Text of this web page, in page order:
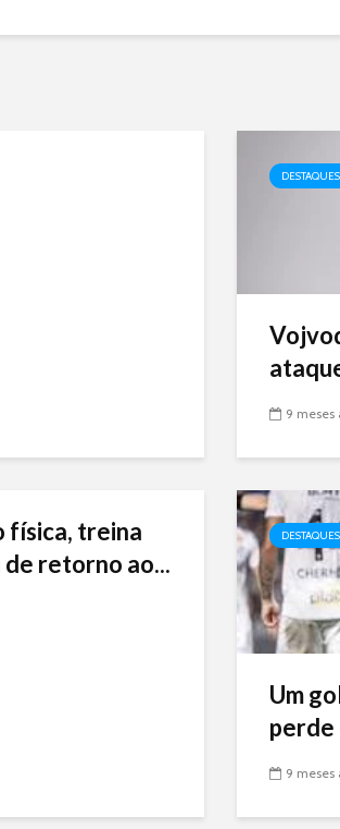
DESTAQUES
9 meses
física, treina
de retorno ao...
DESTAQUES
Um
perde
9 meses